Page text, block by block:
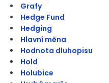
Grafy
Hedge Fund
Hedging
Hlavní měna
Hodnota dluhopisu
Hold
Holubice